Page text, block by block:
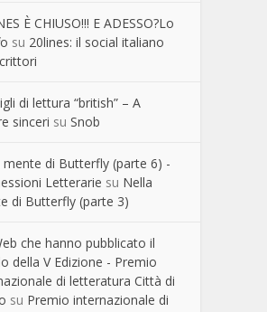
È CHIUSO!!! E ADESSO?Lo
su 20lines: il social italiano
di lettura “british” – A
sinceri su Snob
mente di Butterfly (parte 6) -
Letterarie su Nella
di Butterfly (parte 3)
che hanno pubblicato il
della V Edizione - Premio
di letteratura Città di
su Premio internazionale di